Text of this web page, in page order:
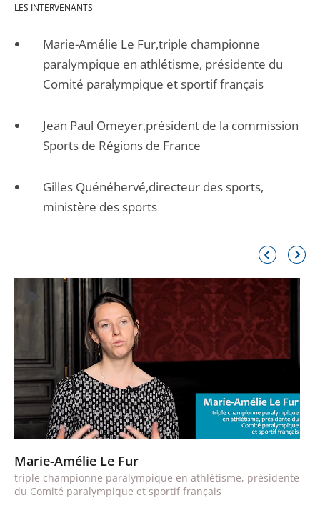
LES INTERVENANTS
Marie-Amélie Le Fur,triple championne
paralympique en athlétisme, présidente du
Comité paralympique et sportif français
Jean Paul Omeyer,président de la commission
Sports de Régions de France
Gilles Quénéhervé,directeur des sports,
ministère des sports
Élément
précédentsuivant
Marie-Amélie Le Fur
triple championne paralympique en athlétisme, présidente
du Comité paralympique et sportif français